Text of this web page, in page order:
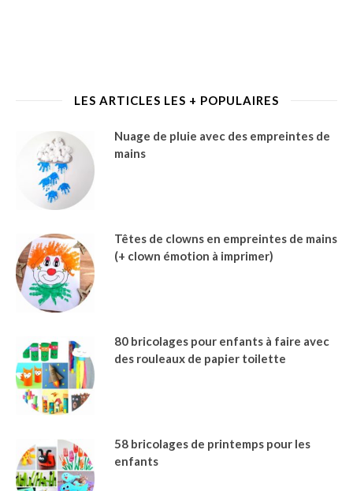
LES ARTICLES LES + POPULAIRES
Nuage de pluie avec des empreintes de
mains
Têtes de clowns en empreintes de mains
(+ clown émotion à imprimer)
80 bricolages pour enfants à faire avec
des rouleaux de papier toilette
58 bricolages de printemps pour les
enfants